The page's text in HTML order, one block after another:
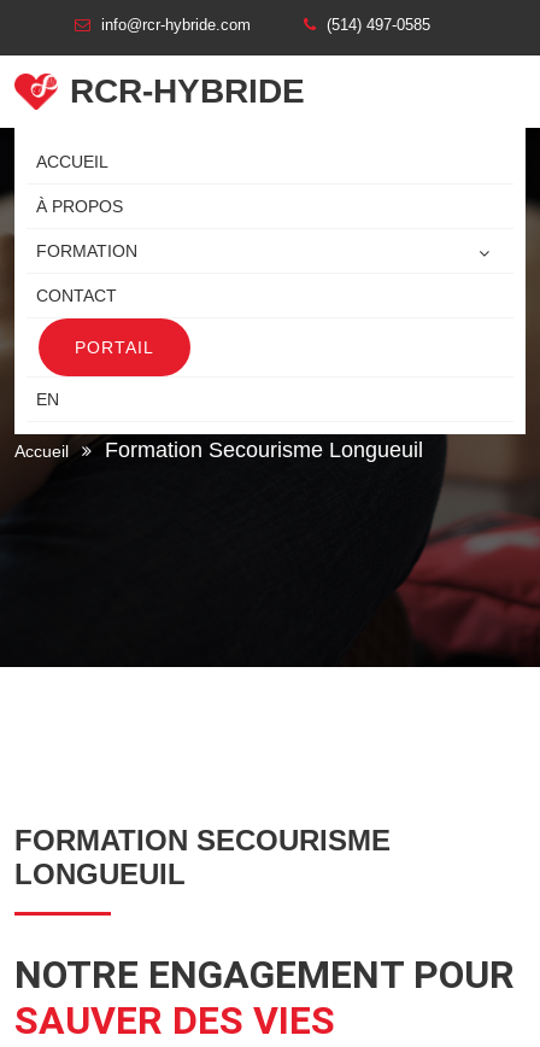
info@rcr-hybride.com (514) 497-0585
RCR-HYBRIDE
ACCUEIL
À PROPOS
FORMATION
CONTACT
PORTAIL
EN
FORMATION SECOURISME
LONGUEUIL
Accueil Formation Secourisme Longueuil
FORMATION SECOURISME
LONGUEUIL
NOTRE ENGAGEMENT POUR
SAUVER DES VIES